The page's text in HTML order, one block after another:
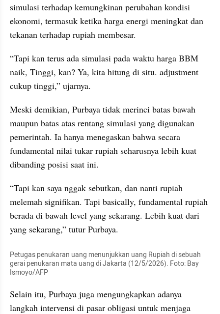
simulasi terhadap kemungkinan perubahan kondisi
ekonomi, termasuk ketika harga energi meningkat dan
tekanan terhadap rupiah membesar.
“Tapi kan terus ada simulasi pada waktu harga BBM
naik, Tinggi, kan? Ya, kita hitung di situ. adjustment
cukup tinggi,” ujarnya.
Meski demikian, Purbaya tidak merinci batas bawah
maupun batas atas rentang simulasi yang digunakan
pemerintah. Ia hanya menegaskan bahwa secara
fundamental nilai tukar rupiah seharusnya lebih kuat
dibanding posisi saat ini.
“Tapi kan saya nggak sebutkan, dan nanti rupiah
melemah signifikan. Tapi basically, fundamental rupiah
berada di bawah level yang sekarang. Lebih kuat dari
yang sekarang,” tutur Purbaya.
Petugas penukaran uang menunjukkan uang Rupiah di sebuah
gerai penukaran mata uang di Jakarta (12/5/2026). Foto: Bay
Ismoyo/AFP
Selain itu, Purbaya juga mengungkapkan adanya
langkah intervensi di pasar obligasi untuk menjaga